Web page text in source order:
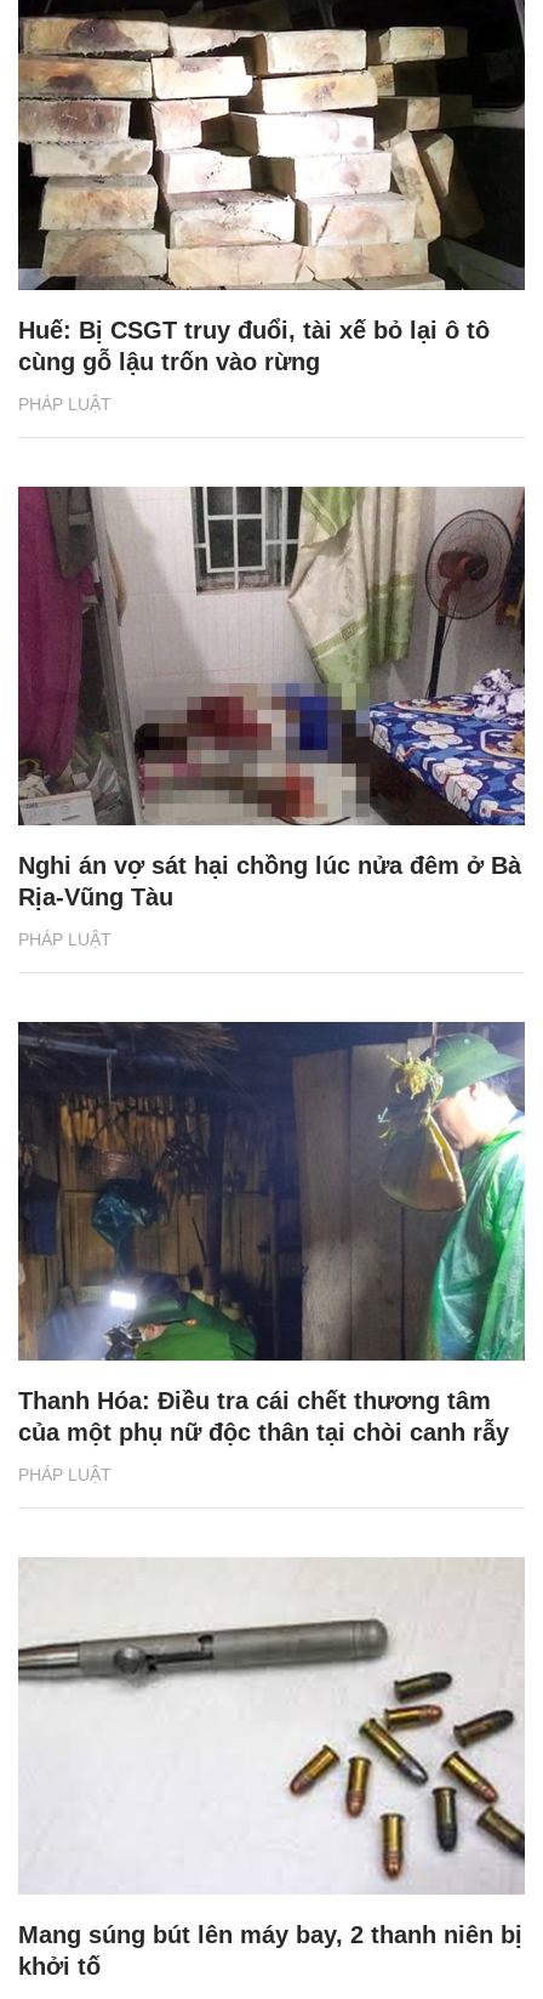
PHÁP LUẬT
Huế: Bị CSGT truy đuổi, tài xế bỏ lại ô tô
cùng gỗ lậu trốn vào rừng
PHÁP LUẬT
Nghi án vợ sát hại chồng lúc nửa đêm ở Bà
Rịa-Vũng Tàu
PHÁP LUẬT
Thanh Hóa: Điều tra cái chết thương tâm
của một phụ nữ độc thân tại chòi canh rẫy
Mang súng bút lên máy bay, 2 thanh niên bị
khởi tố